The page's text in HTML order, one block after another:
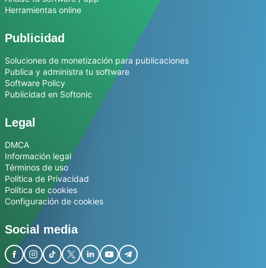
Herramientas online
Publicidad
Soluciones de monetización para publicaciones
Publica y administra tu software
Software Policy
Publicidad en Softonic
Legal
DMCA
Información legal
Términos de uso
Política de Privacidad
Política de cookies
Configuración de cookies
Social media